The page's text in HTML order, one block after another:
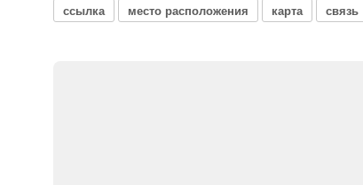
ссылка место расположения карта связь